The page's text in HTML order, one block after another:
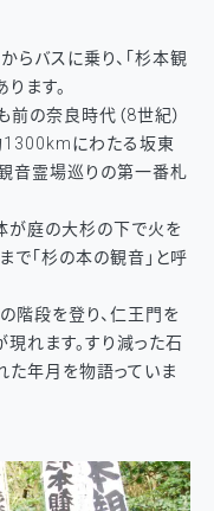
らバスに乗り、「杉本観
ます。
の奈良時代（8世紀）
1300kmにわたる坂東
音霊場巡りの第一番札
が庭の大杉の下で火を
で「杉の本の観音」と呼
階段を登り、仁王門を
現れます。すり減った石
た年月を物語っていま